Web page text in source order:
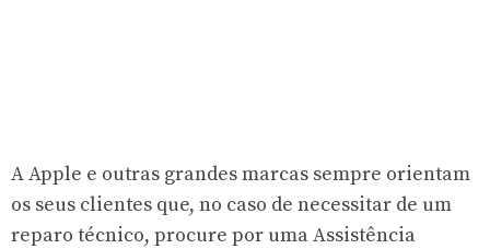
A Apple e outras grandes marcas sempre orientam
os seus clientes que, no caso de necessitar de um
reparo técnico, procure por uma Assistência